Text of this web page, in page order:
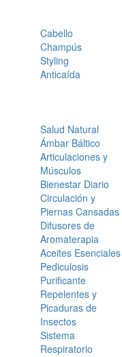
Cabello
Champús
Styling
Anticaída
Salud Natural
Ámbar Báltico
Articulaciones y
Músculos
Bienestar Diario
Circulación y
Piernas Cansadas
Difusores de
Aromaterapia
Aceites Esenciales
Pediculosis
Purificante
Repelentes y
Picaduras de
Insectos
Sistema
Respiratorio